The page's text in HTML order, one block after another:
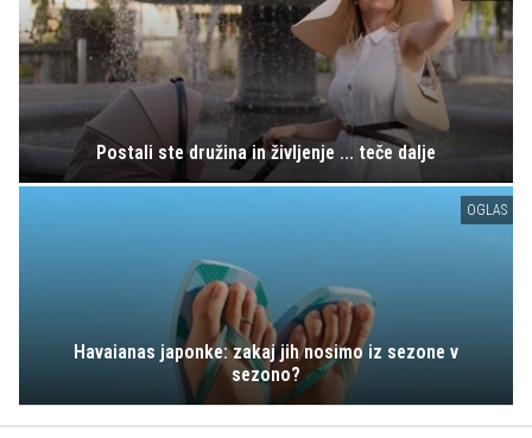
Postali ste družina in življenje ... teče dalje
OGLAS
Havaianas japonke: zakaj jih nosimo iz sezone v
sezono?